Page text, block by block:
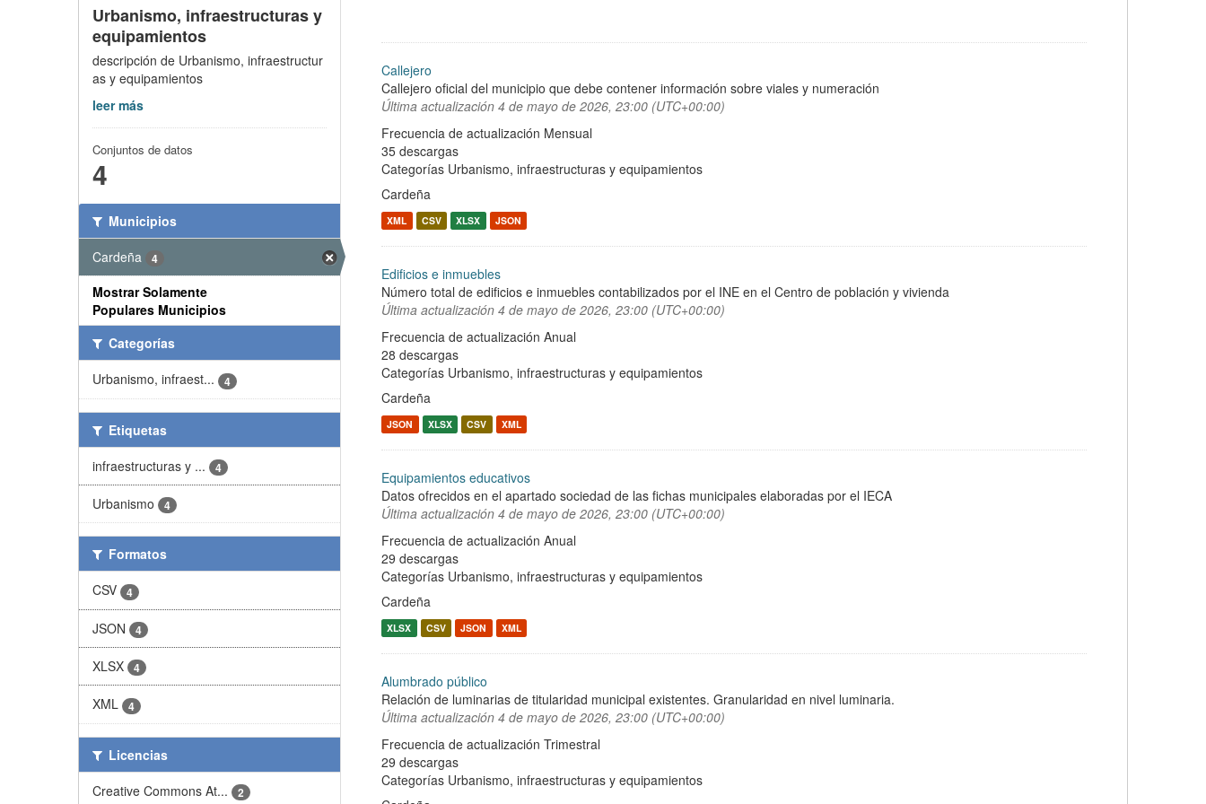
Urbanismo, infraestructuras y
equipamientos
descripción de Urbanismo, infraestructur
as y equipamientos
leer más
Conjuntos de datos
4
Municipios
Cardeña
4
Mostrar Solamente
Populares Municipios
Categorías
Urbanismo, infraest...
4
Etiquetas
infraestructuras y ...
4
Urbanismo 4
Formatos
CSV
4
JSON 4
XLSX 4
XML 4
Licencias
Creative Commons At...
2
Callejero
Callejero oficial del municipio que debe contener información sobre viales y numeración
Última actualización 4 de mayo de 2026, 23:00 (UTC+00:00)
Frecuencia de actualización Mensual
35 descargas
Categorías Urbanismo, infraestructuras y equipamientos
Cardeña
XML CSV XLSX JSON
Edificios e inmuebles
Número total de edificios e inmuebles contabilizados por el INE en el Centro de población y vivienda
Última actualización 4 de mayo de 2026, 23:00 (UTC+00:00)
Frecuencia de actualización Anual
28 descargas
Categorías Urbanismo, infraestructuras y equipamientos
Cardeña
JSON XLSX CSV XML
Equipamientos educativos
Datos ofrecidos en el apartado sociedad de las fichas municipales elaboradas por el IECA
Última actualización 4 de mayo de 2026, 23:00 (UTC+00:00)
Frecuencia de actualización Anual
29 descargas
Categorías Urbanismo, infraestructuras y equipamientos
Cardeña
XLSX CSV JSON XML
Alumbrado público
Relación de luminarias de titularidad municipal existentes. Granularidad en nivel luminaria.
Última actualización 4 de mayo de 2026, 23:00 (UTC+00:00)
Frecuencia de actualización Trimestral
29 descargas
Categorías Urbanismo, infraestructuras y equipamientos